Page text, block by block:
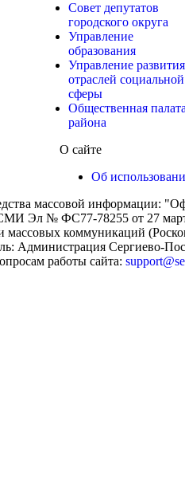
Совет депутатов
городского округа
Управление
образования
Управление развития
отраслей социальной
сферы
Общественная
района
О сайте
Об
массовой информации:
Эл № ФС77-78255 от 27
коммуникаций
Администрация Сергиево-
работы сайта: